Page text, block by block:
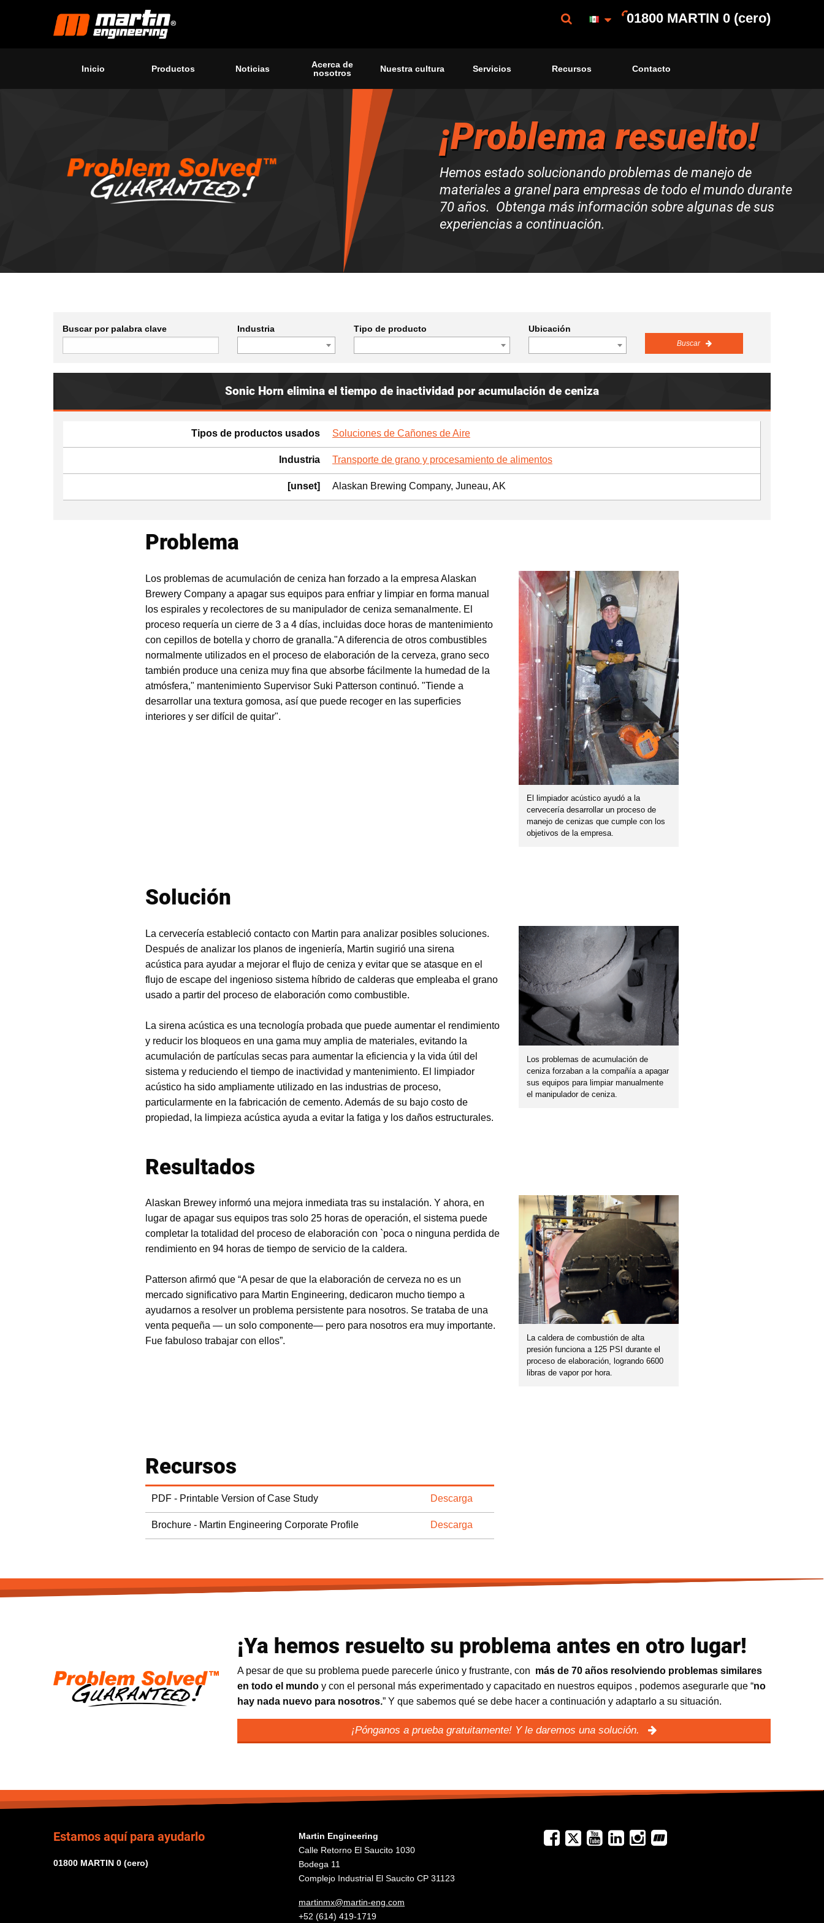
01800 MARTIN 0 (cero)
Inicio Productos Noticias
Acerca de
nosotros
Nuestra cultura Servicios Recursos Contacto
¡Problema resuelto!
Hemos estado solucionando problemas de manejo de
materiales a granel para empresas de todo el mundo durante
70 años. Obtenga más información sobre algunas de sus
experiencias a continuación.
Buscar por palabra clave Industria Tipo de producto Ubicación
Buscar
Sonic Horn elimina el tiempo de inactividad por acumulación de ceniza
Tipos de productos usados Soluciones de Cañones de Aire
Industria Transporte de grano y procesamiento de alimentos
[unset] Alaskan Brewing Company, Juneau, AK
Problema
El limpiador acústico ayudó a la
cervecería desarrollar un proceso de
manejo de cenizas que cumple con los
objetivos de la empresa.
Los problemas de acumulación de ceniza han forzado a la empresa Alaskan
Brewery Company a apagar sus equipos para enfriar y limpiar en forma manual
los espirales y recolectores de su manipulador de ceniza semanalmente. El
proceso requería un cierre de 3 a 4 días, incluidas doce horas de mantenimiento
con cepillos de botella y chorro de granalla."A diferencia de otros combustibles
normalmente utilizados en el proceso de elaboración de la cerveza, grano seco
también produce una ceniza muy fina que absorbe fácilmente la humedad de la
atmósfera," mantenimiento Supervisor Suki Patterson continuó. "Tiende a
desarrollar una textura gomosa, así que puede recoger en las superficies
interiores y ser difícil de quitar".
Solución
Los problemas de acumulación de
ceniza forzaban a la compañía a apagar
sus equipos para limpiar manualmente
el manipulador de ceniza.
La cervecería estableció contacto con Martin para analizar posibles soluciones.
Después de analizar los planos de ingeniería, Martin sugirió una sirena
acústica para ayudar a mejorar el flujo de ceniza y evitar que se atasque en el
flujo de escape del ingenioso sistema híbrido de calderas que empleaba el grano
usado a partir del proceso de elaboración como combustible.
La sirena acústica es una tecnología probada que puede aumentar el rendimiento
y reducir los bloqueos en una gama muy amplia de materiales, evitando la
acumulación de partículas secas para aumentar la eficiencia y la vida útil del
sistema y reduciendo el tiempo de inactividad y mantenimiento. El limpiador
acústico ha sido ampliamente utilizado en las industrias de proceso,
particularmente en la fabricación de cemento. Además de su bajo costo de
propiedad, la limpieza acústica ayuda a evitar la fatiga y los daños estructurales.
Resultados
La caldera de combustión de alta
presión funciona a 125 PSI durante el
proceso de elaboración, logrando 6600
libras de vapor por hora.
Alaskan Brewey informó una mejora inmediata tras su instalación. Y ahora, en
lugar de apagar sus equipos tras solo 25 horas de operación, el sistema puede
completar la totalidad del proceso de elaboración con `poca o ninguna perdida de
rendimiento en 94 horas de tiempo de servicio de la caldera.
Patterson afirmó que “A pesar de que la elaboración de cerveza no es un
mercado significativo para Martin Engineering, dedicaron mucho tiempo a
ayudarnos a resolver un problema persistente para nosotros. Se trataba de una
venta pequeña — un solo componente— pero para nosotros era muy importante.
Fue fabuloso trabajar con ellos”.
Recursos
PDF - Printable Version of Case Study Descarga
Brochure - Martin Engineering Corporate Profile Descarga
¡Ya hemos resuelto su problema antes en otro lugar!
A pesar de que su problema puede parecerle único y frustrante, con más de 70 años resolviendo problemas similares
en todo el mundo y con el personal más experimentado y capacitado en nuestros equipos , podemos asegurarle que “no
hay nada nuevo para nosotros.” Y que sabemos qué se debe hacer a continuación y adaptarlo a su situación.
¡Pónganos a prueba gratuitamente! Y le daremos una solución.
Estamos aquí para ayudarlo
01800 MARTIN 0 (cero)
Martin Engineering
Calle Retorno El Saucito 1030
Bodega 11
Complejo Industrial El Saucito CP 31123
martinmx@martin-eng.com
+52 (614) 419-1719